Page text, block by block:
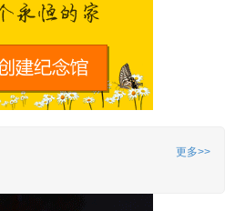
更多>>